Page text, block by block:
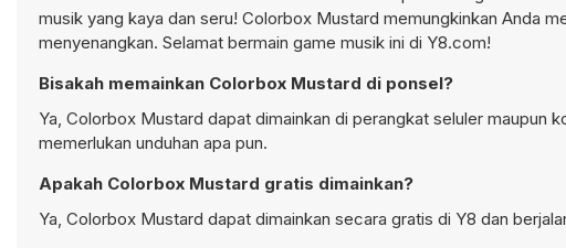
musik yang kaya dan seru! Colorbox Mustard memungkinkan Anda
menyenangkan. Selamat bermain game musik ini di Y8.com!
Bisakah memainkan Colorbox Mustard di ponsel?
Ya, Colorbox Mustard dapat dimainkan di perangkat seluler maupun
memerlukan unduhan apa pun.
Apakah Colorbox Mustard gratis dimainkan?
Ya, Colorbox Mustard dapat dimainkan secara gratis di Y8 dan